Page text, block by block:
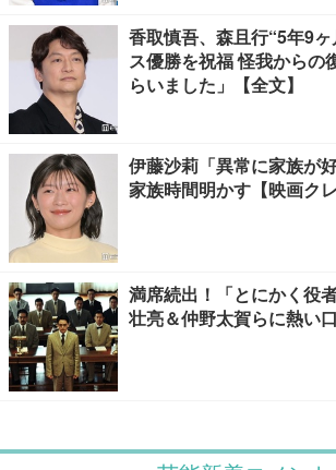
香取慎吾、森且行“5年9
ス優勝を祝福 怪我からの
らいました」【全文】
伊藤沙莉「異常に家族が
家族時間明かす【映画ク
満席続出！「とにかく役
壮亮＆仲野太賀らに熱い